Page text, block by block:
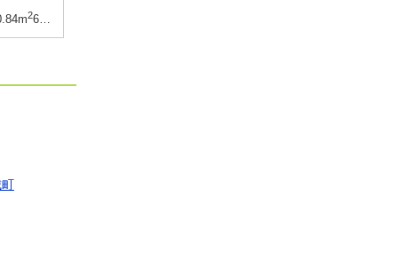
266.80坪